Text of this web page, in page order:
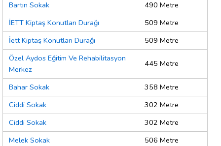
Bartın Sokak
490 Metre
İETT Kiptaş Konutları Durağı
509 Metre
İett Kiptaş Konutları Durağı
509 Metre
Özel Aydos Eğitim Ve Rehabilitasyon
Merkez
445 Metre
Bahar Sokak
358 Metre
Ciddi Sokak
302 Metre
Ciddi Sokak
302 Metre
Melek Sokak
506 Metre